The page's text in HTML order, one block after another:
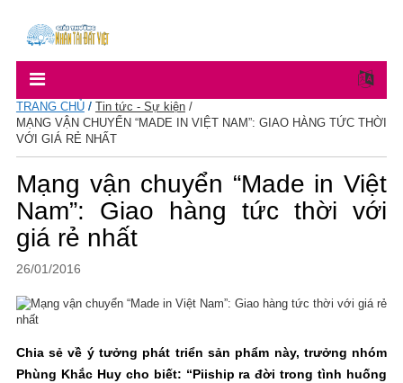
TRANG CHỦ/ Tin tức - Sự kiện/
MẠNG VẬN CHUYỂN “MADE IN VIỆT NAM”: GIAO HÀNG TỨC THỜI
VỚI GIÁ RẺ NHẤT
Mạng vận chuyển “Made in Việt
Nam”: Giao hàng tức thời với
giá rẻ nhất
26/01/2016
Chia sẻ về ý tưởng phát triển sản phẩm này, trưởng nhóm
Phùng Khắc Huy cho biết: “Piiship ra đời trong tình huống